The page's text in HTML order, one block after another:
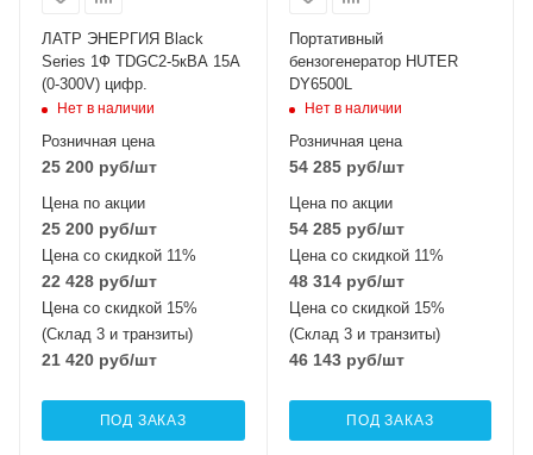
ЛАТР ЭНЕРГИЯ Black
Series 1Ф TDGC2-5кВА 15А
(0-300V) цифр.
Нет в наличии
Розничная цена
25 200 руб/шт
Цена по акции
25 200 руб/шт
Цена со скидкой 11%
22 428 руб/шт
Цена со скидкой 15%
(Склад 3 и транзиты)
21 420 руб/шт
ПОД ЗАКАЗ
Портативный
бензогенератор HUTER
DY6500L
Нет в наличии
Розничная цена
54 285руб/шт
Цена по акции
54 285руб/шт
Цена со скидкой 11%
48 314руб/шт
Цена со скидкой 15%
(Склад 3 и транзиты)
46 143руб/шт
ПОД ЗАКАЗ